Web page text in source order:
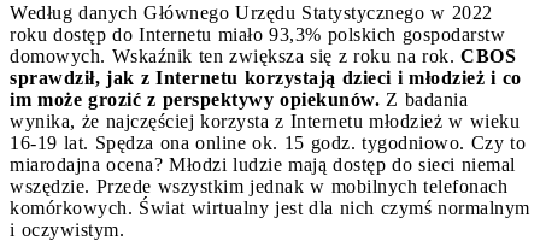
Według danych Głównego Urzędu Statystycznego w 2022
roku dostęp do Internetu miało 93,3% polskich gospodarstw
domowych. Wskaźnik ten zwiększa się z roku na rok. CBOS
sprawdził, jak z Internetu korzystają dzieci i młodzież i co
im może grozić z perspektywy opiekunów. Z badania
wynika, że najczęściej korzysta z Internetu młodzież w wieku
16-19 lat. Spędza ona online ok. 15 godz. tygodniowo. Czy to
miarodajna ocena? Młodzi ludzie mają dostęp do sieci niemal
wszędzie. Przede wszystkim jednak w mobilnych telefonach
komórkowych. Świat wirtualny jest dla nich czymś normalnym
i oczywistym.